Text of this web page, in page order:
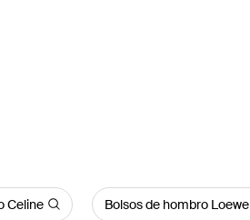
Celine Bolsos de hombro Loewe